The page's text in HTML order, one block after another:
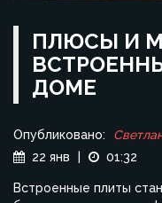
ПЛЮСЫ И
ДОМЕ
Опубликовано:
22 янв
01:32
Встроенные плиты